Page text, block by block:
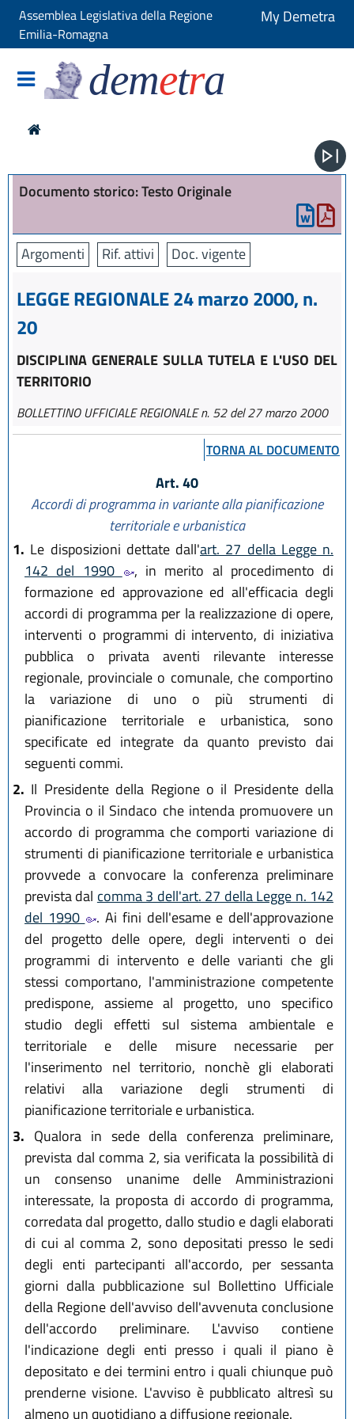
Assemblea Legislativa della Regione
Emilia-Romagna
My Demetra
demetra
Documento storico: Testo Originale
Argomenti Rif. attivi Doc. vigente
LEGGE REGIONALE 24 marzo 2000, n.
20
DISCIPLINA GENERALE SULLA TUTELA E L'USO DEL
TERRITORIO
BOLLETTINO UFFICIALE REGIONALE n. 52 del 27 marzo 2000
TORNA AL DOCUMENTO
Art. 40
Accordi di programma in variante alla pianificazione
territoriale e urbanistica
1. Le disposizioni dettate dall'art. 27 della Legge n.
142 del 1990
, in merito al procedimento di
formazione ed approvazione ed all'efficacia degli
accordi di programma per la realizzazione di opere,
interventi o programmi di intervento, di iniziativa
pubblica o privata aventi rilevante interesse
regionale, provinciale o comunale, che comportino
la variazione di uno o più strumenti di
pianificazione territoriale e urbanistica, sono
specificate ed integrate da quanto previsto dai
seguenti commi.
2. Il Presidente della Regione o il Presidente della
Provincia o il Sindaco che intenda promuovere un
accordo di programma che comporti variazione di
strumenti di pianificazione territoriale e urbanistica
provvede a convocare la conferenza preliminare
prevista dal comma 3 dell'art. 27 della Legge n. 142
del 1990
. Ai fini dell'esame e dell'approvazione
del progetto delle opere, degli interventi o dei
programmi di intervento e delle varianti che gli
stessi comportano, l'amministrazione competente
predispone, assieme al progetto, uno specifico
studio degli effetti sul sistema ambientale e
territoriale e delle misure necessarie per
l'inserimento nel territorio, nonchè gli elaborati
relativi alla variazione degli strumenti di
pianificazione territoriale e urbanistica.
3. Qualora in sede della conferenza preliminare,
prevista dal comma 2, sia verificata la possibilità di
un consenso unanime delle Amministrazioni
interessate, la proposta di accordo di programma,
corredata dal progetto, dallo studio e dagli elaborati
di cui al comma 2, sono depositati presso le sedi
degli enti partecipanti all'accordo, per sessanta
giorni dalla pubblicazione sul Bollettino Ufficiale
della Regione dell'avviso dell'avvenuta conclusione
dell'accordo preliminare. L'avviso contiene
l'indicazione degli enti presso i quali il piano è
depositato e dei termini entro i quali chiunque può
prenderne visione. L'avviso è pubblicato altresì su
almeno un quotidiano a diffusione regionale.